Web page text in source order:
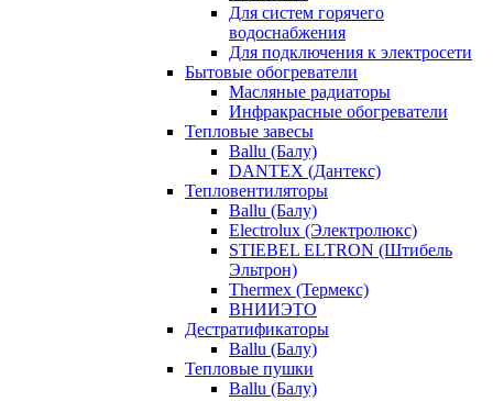
Для систем горячего
водоснабжения
Для подключения к электросети
Бытовые обогреватели
Масляные радиаторы
Инфракрасные обогреватели
Тепловые завесы
Ballu (Балу)
DANTEX (Дантекс)
Тепловентиляторы
Ballu (Балу)
Electrolux (Электролюкс)
STIEBEL ELTRON (Штибель
Эльтрон)
Thermex (Термекс)
ВНИИЭТО
Дестратификаторы
Ballu (Балу)
Тепловые пушки
Ballu (Балу)